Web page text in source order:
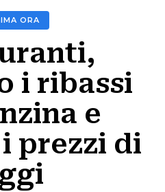
ORA
i ribassi
e
prezzi di